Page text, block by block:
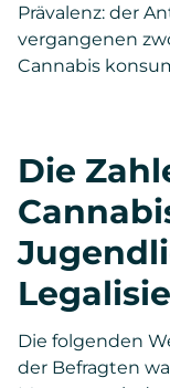
Prävalenz: der
vergangenen
Cannabis
Die
Die folgenden
der Befragten